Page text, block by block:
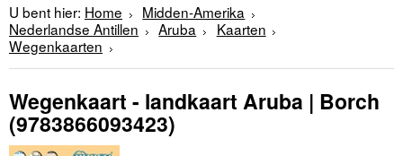
U bent hier: Home
Midden-Amerika
Nederlandse Antillen
Aruba
Kaarten
Wegenkaarten
Wegenkaart - landkaart Aruba | Borch
(9783866093423)